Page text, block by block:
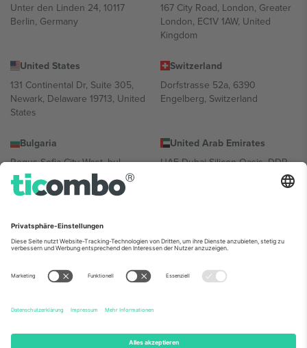
Unter den Linden 24, 10117
Berlin, Germany
167 City Road, London, Greater
London, EC1V 1AW, United
Kingdom
United States
131 Continental Dr, Suite 305,
Newark, Delaware 19713, United
States
Switzerland
Dorfstrasse 52a, 6390
Engelberg, Switzerland
Bulgaria
Regus Sofia City West, bul
Totleben 53-55, 1606 Sofia,
Bulgaria
United Arab Emirates
UAE Dubai Silicon Oasis, DDP
Building A1, Office 302, Dubai,
Mexico
Av Chapultepec 360, Roma
Norte, Cuauhtémoc, 06700
Ciudad de México, CDMX,
Mexico
Die juristische Person des Plattformanbieters kann je nach
Informationen finden Sie auf der jeweiligen Veranstaltungsseite, im